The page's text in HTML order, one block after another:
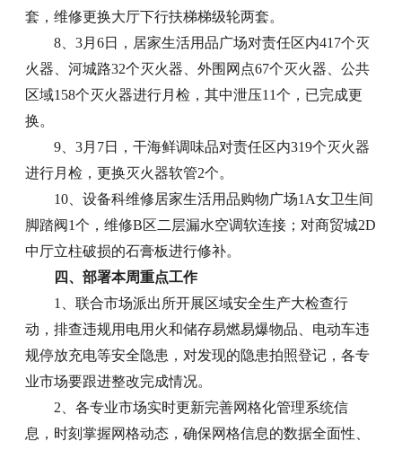
套，维修更换大厅下行扶梯梯级轮两套。
8、3月6日，居家生活用品广场对责任区内417个灭
火器、河城路32个灭火器、外围网点67个灭火器、公共
区域158个灭火器进行月检，其中泄压11个，已完成更
换。
9、3月7日，干海鲜调味品对责任区内319个灭火器
进行月检，更换灭火器软管2个。
10、设备科维修居家生活用品购物广场1A女卫生间
脚踏阀1个，维修B区二层漏水空调软连接；对商贸城2D
中厅立柱破损的石膏板进行修补。
四、部署本周重点工作
1、联合市场派出所开展区域安全生产大检查行
动，排查违规用电用火和储存易燃易爆物品、电动车违
规停放充电等安全隐患，对发现的隐患拍照登记，各专
业市场要跟进整改完成情况。
2、各专业市场实时更新完善网格化管理系统信
息，时刻掌握网格动态，确保网格信息的数据全面性、